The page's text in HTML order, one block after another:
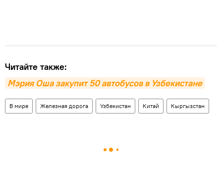
Читайте также:
Мэрия Оша закупит 50 автобусов в Узбекистане
В мире Железная дорога Узбекистан Китай Кыргызстан